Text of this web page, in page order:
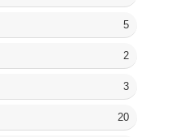
5
2
3
20